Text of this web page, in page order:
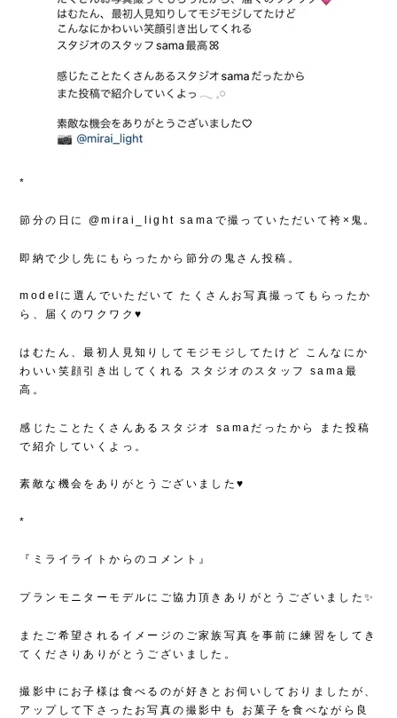
*
節分の日に @mirai_light samaで撮っていただいて袴×鬼。
即納で少し先にもらったから節分の鬼さん投稿。
modelに選んでいただいて たくさんお写真撮ってもらったか
ら、届くのワクワク♥
はむたん、最初人見知りしてモジモジしてたけど
こんなにか
わいい笑顔引き出してくれる
スタジオのスタッフ sama最
高。
感じたことたくさんあるスタジオ samaだったから
また投稿
で紹介していくよっ。
素敵な機会をありがとうございました♥
*
『ミライライトからのコメント』
プランモニターモデルにご協力頂きありがとうございました✨
またご希望されるイメージのご家族写真を事前に練習をしてき
てくださりありがとうございました。
撮影中にお子様は食べるのが好きとお伺いしておりましたが、
アップして下さったお写真の撮影中も
お菓子を食べながら良